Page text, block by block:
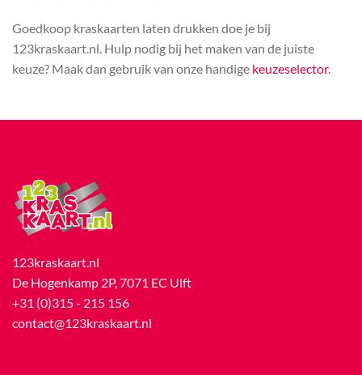
Goedkoop kraskaarten laten drukken doe je bij
123kraskaart.nl. Hulp nodig bij het maken van de juiste
keuze? Maak dan gebruik van onze handige keuzeselector.
123kraskaart.nl
De Hogenkamp 2P, 7071 EC Ulft
+31 (0)315 - 215 156
contact@123kraskaart.nl